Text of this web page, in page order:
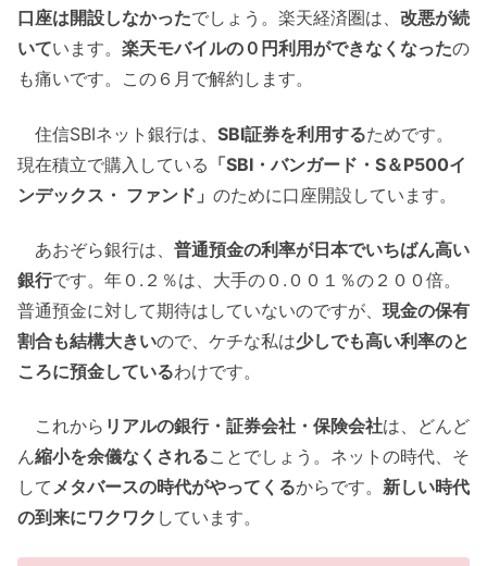
口座は開設しなかったでしょう。楽天経済圏は、 改悪が続
いています。 楽天モバイルの０円利用ができなくなったの
も痛いです。この６月で解約します。
住信SBIネット銀行は、 SBI証券を利用するためです。
現在積立で購入している 「SBI・バンガード・S＆P500イ
ンデックス・ ファンド」 のために口座開設しています。
あおぞら銀行は、 普通預金の利率が日本でいちばん高い
銀行です。年０.２％は、大手の０.００１％の２００倍。
普通預金に対して期待はしていないのですが、 現金の保有
割合も結構大きいので、ケチな私は少しでも高い利率のと
ころに預金しているわけです。
これから リアルの銀行・証券会社・保険会社は、どんど
ん縮小を余儀なくされることでしょう。ネットの時代、そ
してメタバースの時代がやってくるからです。 新しい時代
の到来にワクワク しています。